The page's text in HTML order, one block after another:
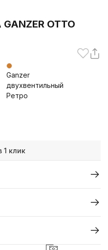
OTTO
Ganzer
двухвентильный
Ретро
1 клик